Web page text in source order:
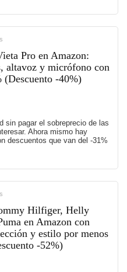
Pro en Amazon:
altavoz y micrófono con
(Descuento -40%)
sin pagar el sobreprecio de las
Ahora mismo hay
descuentos que van del -31%
Hilfiger, Helly
en Amazon con
y estilo por menos
-52%)